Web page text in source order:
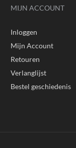
MIJN ACCOUNT
Inloggen
Mijn Account
Retouren
Verlanglijst
Bestel geschiedenis